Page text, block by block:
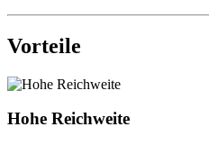
Vorteile
Hohe Reichweite